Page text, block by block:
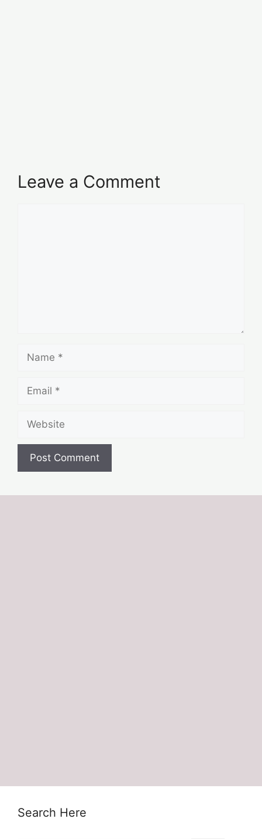
Leave a Comment
Name
Email
Website
Search Here